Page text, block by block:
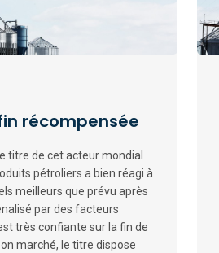
récompensée
titre de cet acteur mondial
pétroliers a bien réagi à
meilleurs que prévu après
par des facteurs
très confiante sur la fin de
marché, le titre dispose